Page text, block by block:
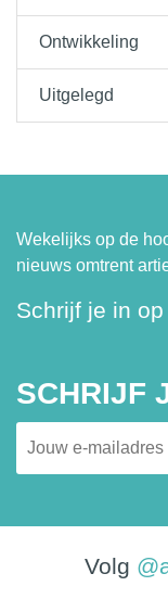
Ontwikkeling
Uitgelegd
Wekelijks op de
nieuws omtrent
Schrijf je in
SCHRIJF
Volg